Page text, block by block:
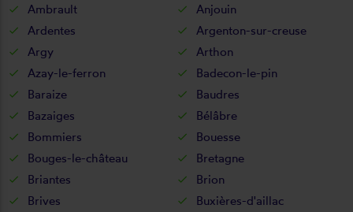
Ambrault
Anjouin
Ardentes
Argenton-sur-creuse
Argy
Arthon
Azay-le-ferron
Badecon-le-pin
Baraize
Baudres
Bazaiges
Bélâbre
Bommiers
Bouesse
Bouges-le-château
Bretagne
Briantes
Brion
Brives
Buxières-d'aillac